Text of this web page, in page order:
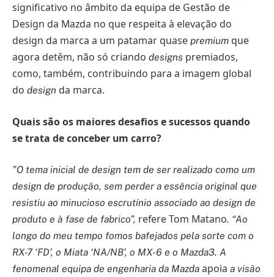
significativo no âmbito da equipa de Gestão de
Design da Mazda no que respeita à elevação do
design da marca a um patamar quase premium que
agora detêm, não só criando designs premiados,
como, também, contribuindo para a imagem global
do design da marca.
Quais são os maiores desafios e sucessos quando
se trata de conceber um carro?
”O tema inicial de design tem de ser realizado como um
design de produção, sem perder a essência original que
resistiu ao minucioso escrutínio associado ao design de
produto e à fase de fabrico”, refere Tom Matano. “Ao
longo do meu tempo fomos bafejados pela sorte com o
RX-7 ‘FD’, o Miata ‘NA/NB’, o MX-6 e o Mazda3. A
fenomenal equipa de engenharia da Mazda apoia a visão